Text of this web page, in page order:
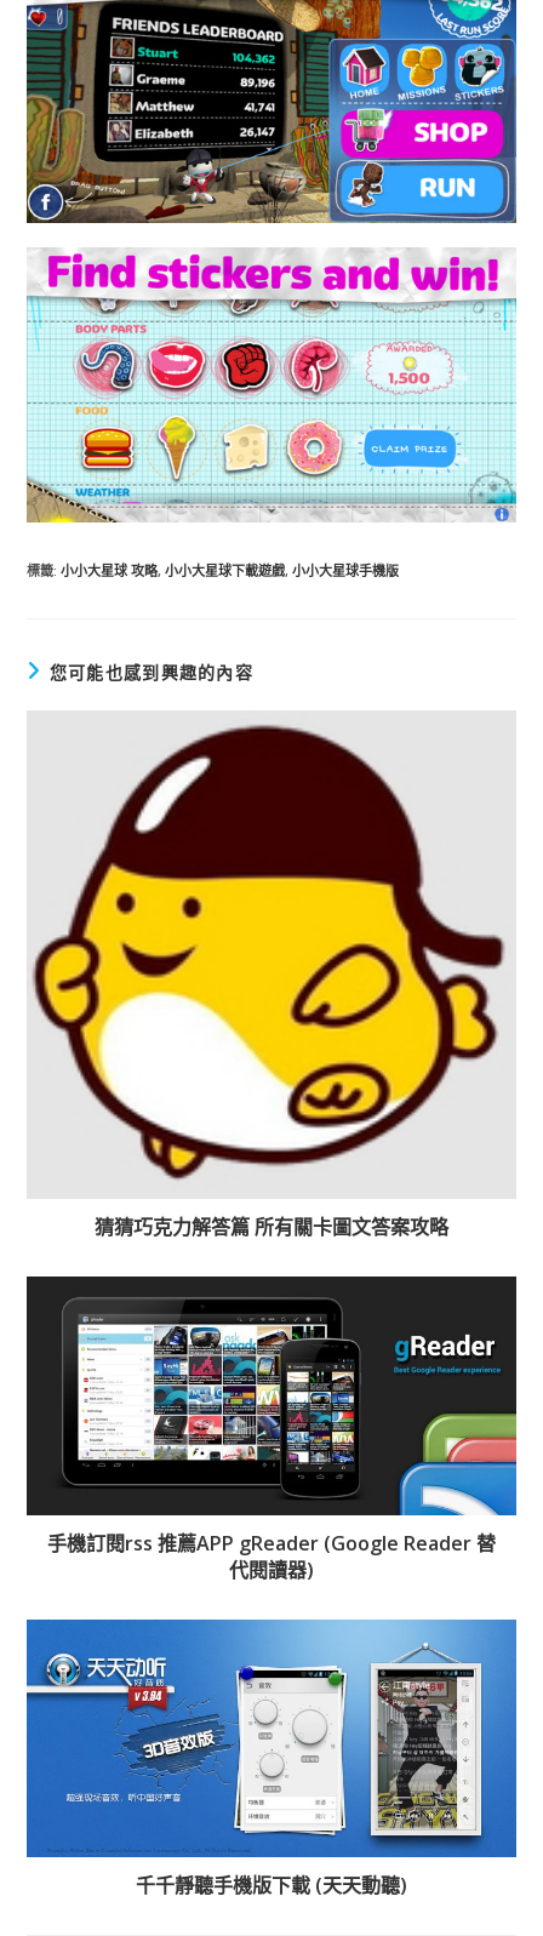
標籤:小小大星球 攻略, 小小大星球下載遊戲, 小小大星球手機版
您可能也感到興趣的內容
猜猜巧克力解答篇 所有關卡圖文答案攻略
手機訂閱rss 推薦APP gReader (Google Reader 替
代閱讀器)
千千靜聽手機版下載 (天天動聽)